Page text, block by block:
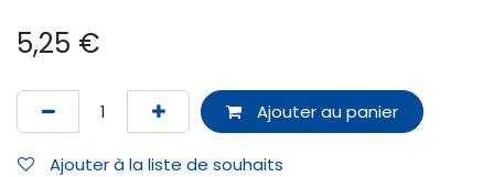
5,25 €
Ajouter au panier
Ajouter à la liste de souhaits